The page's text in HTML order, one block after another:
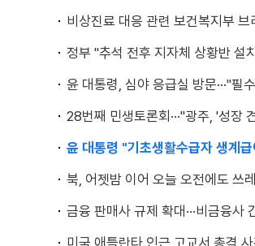
비상진료 대응 관련 보건복지부 브
정부 "추석 전후 지자체 상황반 설
윤 대통령, 심야 응급실 방문···"필
28번째 민생토론회···"광주, '성장
윤 대통령 "기초생활수급자 생계
북, 어젯밤 이어 오늘 오전에도 쓰
금융 판매사 규제 확대···비금융사
미국 애틀란타 인근 고교서 총격